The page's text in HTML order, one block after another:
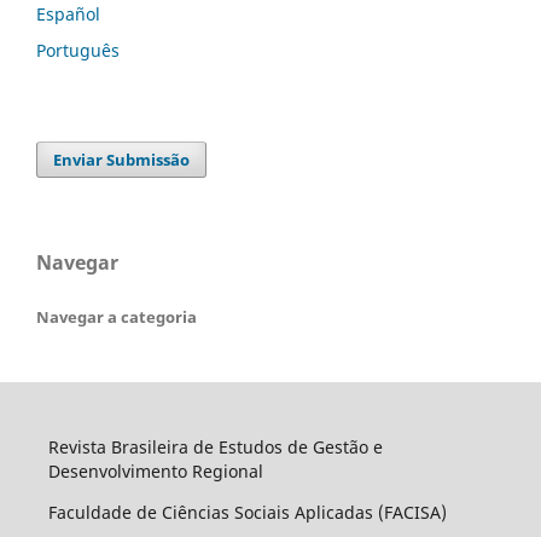
Español
Português
Enviar Submissão
Navegar
Navegar a categoria
Revista Brasileira de Estudos de Gestão e
Desenvolvimento Regional
Faculdade de Ciências Sociais Aplicadas (FACISA)